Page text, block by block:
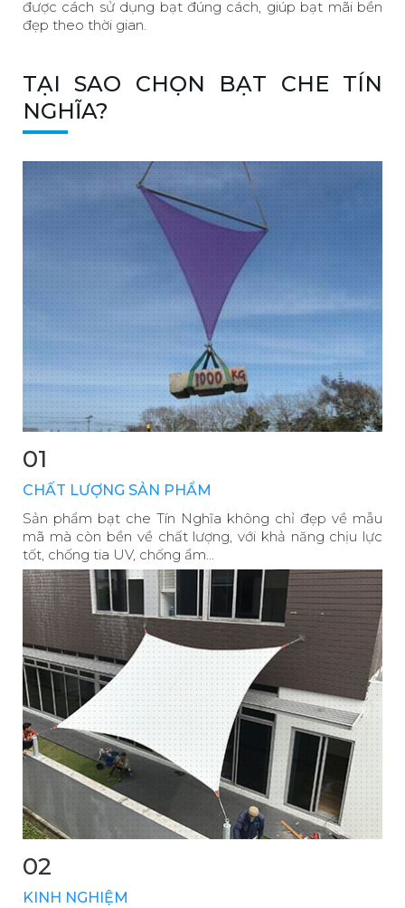
được cách sử dụng bạt đúng cách, giúp bạt mãi bền
đẹp theo thời gian.
TẠI SAO CHỌN BẠT CHE TÍN
NGHĨA?
01
CHẤT LƯỢNG SẢN PHẨM
Sản phẩm bạt che Tín Nghĩa không chỉ đẹp về mẫu
mã mà còn bền về chất lượng, với khả năng chịu lực
tốt, chống tia UV, chống ẩm...
02
KINH NGHIỆM